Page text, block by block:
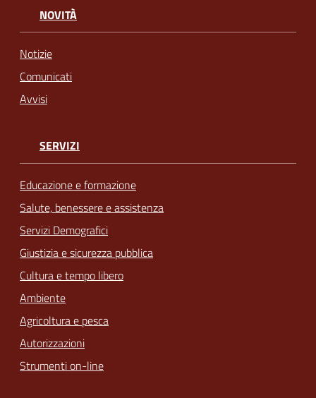
NOVITÀ
Notizie
Comunicati
Avvisi
SERVIZI
Educazione e formazione
Salute, benessere e assistenza
Servizi Demografici
Giustizia e sicurezza pubblica
Cultura e tempo libero
Ambiente
Agricoltura e pesca
Autorizzazioni
Strumenti on-line